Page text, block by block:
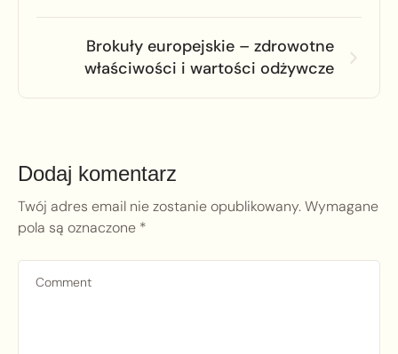
Brokuły europejskie – zdrowotne
właściwości i wartości odżywcze
Dodaj komentarz
Twój adres email nie zostanie opublikowany.Wymagane
pola są oznaczone *